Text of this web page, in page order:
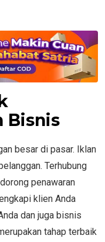
Bisnis
besar di pasar. Iklan
Terhubung
penawaran
klien Anda
dan juga bisnis
tahap terbaik